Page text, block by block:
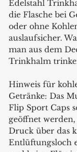
Edelstahl
die Flasche bei
oder ohne
auslaufsicher.
man aus dem
Trinkhalm
Hinweis für
Getränke: Das
Flip Sport Caps
geöffnet
Druck über das
Entlüftungsloch